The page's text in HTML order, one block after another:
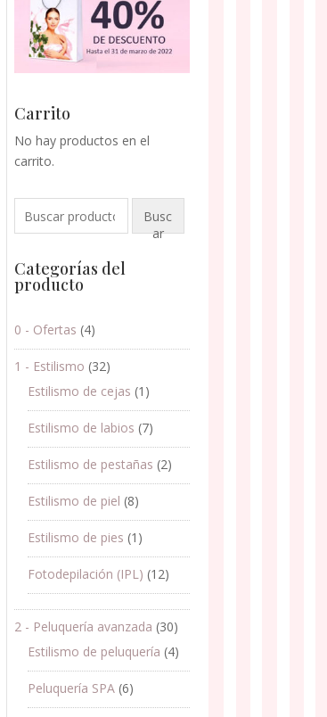
Carrito
No hay productos en el
carrito.
Busc
ar
Categorías del
producto
0 - Ofertas (4)
1 - Estilismo (32)
Estilismo de cejas (1)
Estilismo de labios (7)
Estilismo de pestañas (2)
Estilismo de piel (8)
Estilismo de pies (1)
Fotodepilación (IPL) (12)
2 - Peluquería avanzada (30)
Estilismo de peluquería (4)
Peluquería SPA (6)